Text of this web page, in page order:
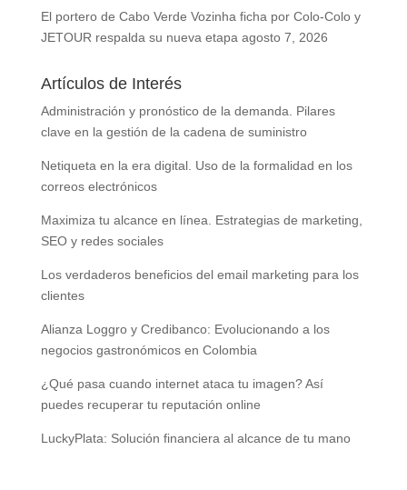
El portero de Cabo Verde Vozinha ficha por Colo-Colo y
JETOUR respalda su nueva etapa agosto 7, 2026
Artículos de Interés
Administración y pronóstico de la demanda. Pilares
clave en la gestión de la cadena de suministro
Netiqueta en la era digital. Uso de la formalidad en los
correos electrónicos
Maximiza tu alcance en línea. Estrategias de marketing,
SEO y redes sociales
Los verdaderos beneficios del email marketing para los
clientes
Alianza Loggro y Credibanco: Evolucionando a los
negocios gastronómicos en Colombia
¿Qué pasa cuando internet ataca tu imagen? Así
puedes recuperar tu reputación online
LuckyPlata: Solución financiera al alcance de tu mano